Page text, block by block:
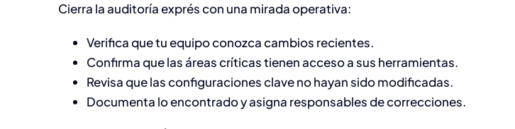
Cierra la auditoría exprés con una mirada operativa:
Verifica que tu equipo conozca cambios recientes.
Confirma que las áreas críticas tienen acceso a sus herramientas.
Revisa que las configuraciones clave no hayan sido modificadas.
Documenta lo encontrado y asigna responsables de correcciones.